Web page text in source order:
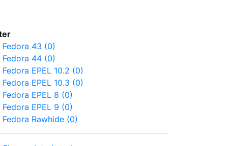
Fedora 43 (0)
Fedora 44 (0)
Fedora EPEL 10.2 (0)
Fedora EPEL 10.3 (0)
Fedora EPEL 8 (0)
Fedora EPEL 9 (0)
Fedora Rawhide (0)